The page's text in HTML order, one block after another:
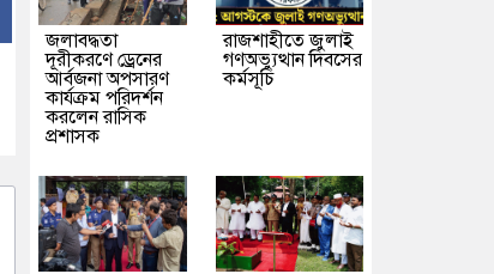
জলাবদ্ধতা
দূরীকরণে ড্রেনের
আর্বজনা অপসারণ
কার্যক্রম পরিদর্শন
করলেন রাসিক
প্রশাসক
রাজশাহীতে জুলাই
গণঅভ্যুত্থান দিবসের
কর্মসূচি